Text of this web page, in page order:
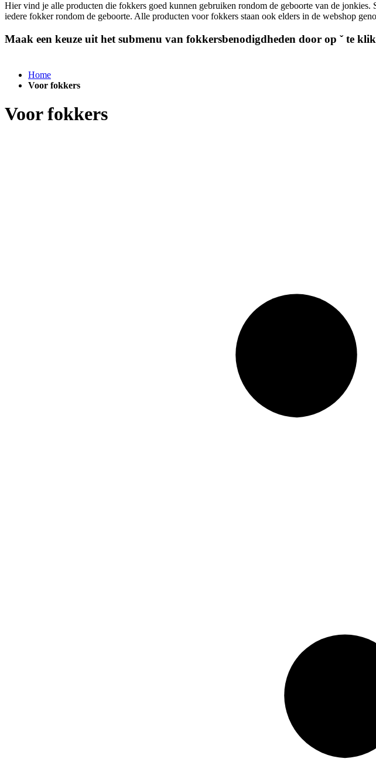
Hier vind je alle producten die fokkers goed kunnen gebruiken rondom de geboorte van de
iedere fokker rondom de geboorte. Alle producten voor fokkers staan ook elders in de webshop
Maak een keuze uit het submenu van fokkersbenodigdheden door op ˇ te
Home
Voor fokkers
Voor fokkers